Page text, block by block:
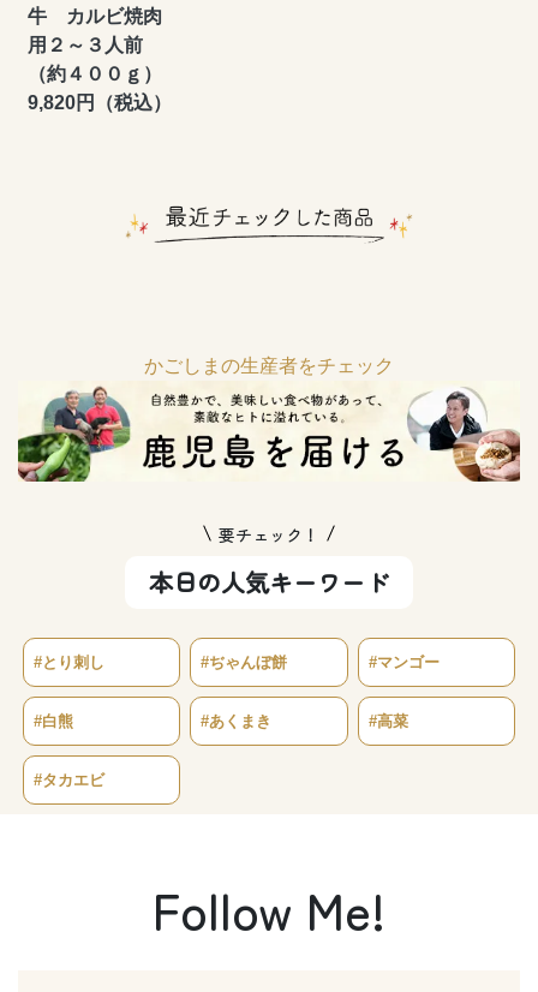
牛 カルビ焼肉
用２～３人前
（約４００ｇ）
9,820円（税込）
かごしまの生産者をチェック
要チェック！
本日の人気キーワード
#とり刺し #ぢゃんぼ餅 #マンゴー
#白熊 #あくまき #高菜
#タカエビ
Follow Me!